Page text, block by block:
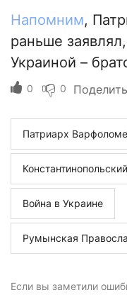
Напомним,
раньше
Украиной –
0 0
Патриарх
Война в Украине
Румынская
Если вы заметили